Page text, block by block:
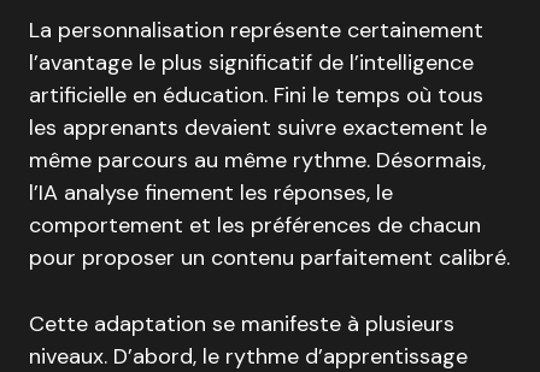
La personnalisation représente certainement
l’avantage le plus significatif de l’intelligence
artificielle en éducation. Fini le temps où tous
les apprenants devaient suivre exactement le
même parcours au même rythme. Désormais,
l’IA analyse finement les réponses, le
comportement et les préférences de chacun
pour proposer un contenu parfaitement calibré.
Cette adaptation se manifeste à plusieurs
niveaux. D’abord, le rythme d’apprentissage